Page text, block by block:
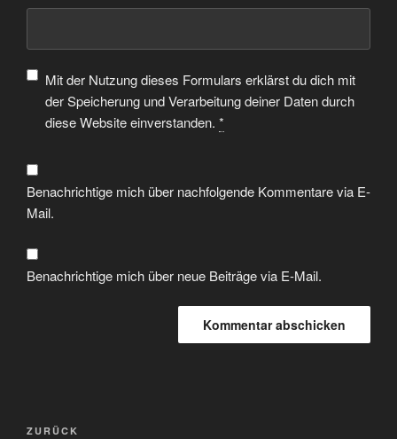
Mit der Nutzung dieses Formulars erklärst du dich mit
der Speicherung und Verarbeitung deiner Daten durch
diese Website einverstanden. *
Benachrichtige mich über nachfolgende Kommentare via E-
Mail.
Benachrichtige mich über neue Beiträge via E-Mail.
ZURÜCK